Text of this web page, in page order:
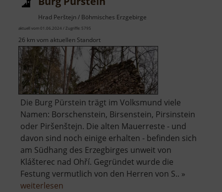
Hrad Perštejn / Böhmisches Erzgebirge
aktuell vom 01.06.2024 / Zugriffe: 5795
26 km vom aktuellen Standort
Die Burg Pürstein trägt im Volksmund viele
Namen: Borschenstein, Birsenstein, Pirsinstein
oder Piršenštejn. Die alten Mauerreste - und
davon sind noch einige erhalten - befinden sich
am Südhang des Erzegbirges unweit von
Klášterec nad Ohří. Gegründet wurde die
Festung vermutlich von den Herren von S.. »
weiterlesen